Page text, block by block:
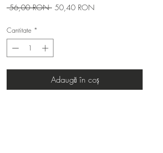
56,00 RON Preț
50,40 RON
Cantitate *
Adaugă în coș